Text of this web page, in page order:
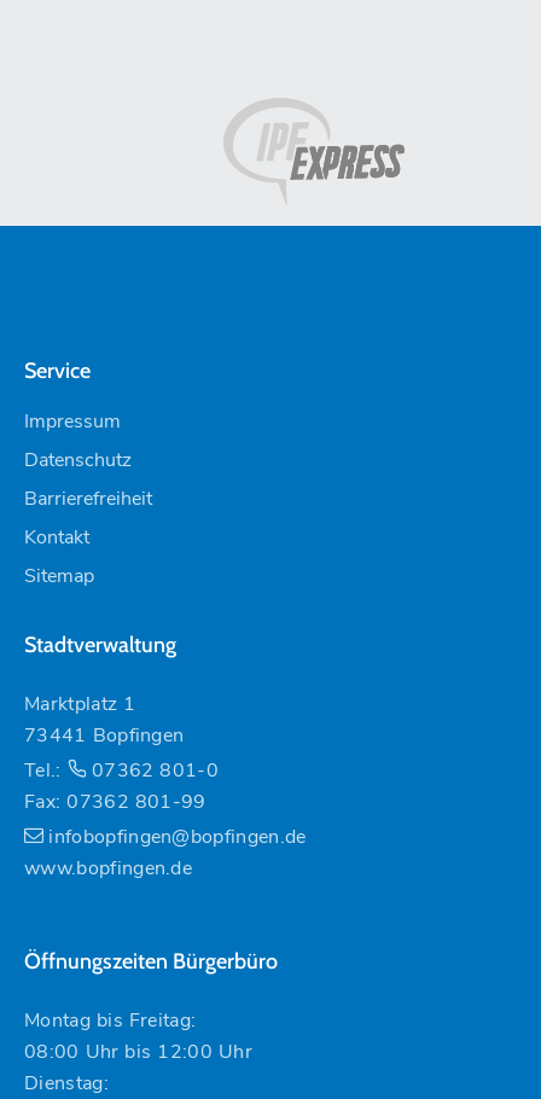
Service
Impressum
Datenschutz
Barrierefreiheit
Kontakt
Sitemap
Stadtverwaltung
Marktplatz 1
73441 Bopfingen
Tel.:
07362 801-0
Fax: 07362 801-99
infobopfingen@bopfingen.de
www.bopfingen.de
Öffnungszeiten Bürgerbüro
Montag bis Freitag:
08:00 Uhr bis 12:00 Uhr
Dienstag: